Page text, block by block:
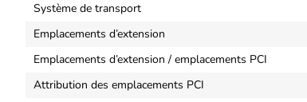
Système de transport
Emplacements d’extension
Emplacements d’extension / emplacements PCI
Attribution des emplacements PCI